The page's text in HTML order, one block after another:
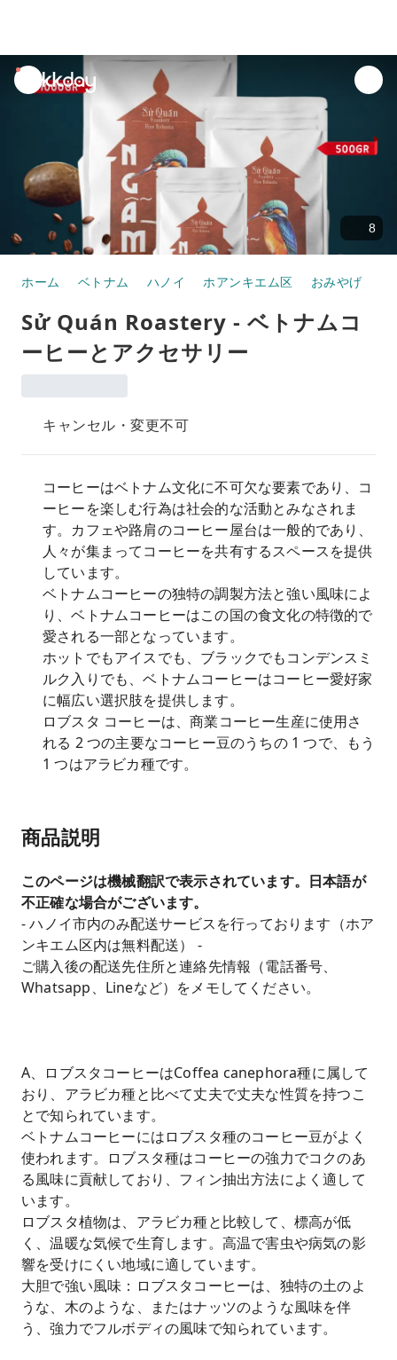
unread
notifications
8
ホーム ベトナム ハノイ ホアンキエム区 おみやげ
Sử Quán Roastery - ベトナムコ
ーヒーとアクセサリー
キャンセル・変更不可
コーヒーはベトナム文化に不可欠な要素であり、コ
ーヒーを楽しむ行為は社会的な活動とみなされま
す。カフェや路肩のコーヒー屋台は一般的であり、
人々が集まってコーヒーを共有するスペースを提供
しています。
ベトナムコーヒーの独特の調製方法と強い風味によ
り、ベトナムコーヒーはこの国の食文化の特徴的で
愛される一部となっています。
ホットでもアイスでも、ブラックでもコンデンスミ
ルク入りでも、ベトナムコーヒーはコーヒー愛好家
に幅広い選択肢を提供します。
ロブスタ コーヒーは、商業コーヒー生産に使用さ
れる 2 つの主要なコーヒー豆のうちの 1 つで、もう
1 つはアラビカ種です。
商品説明
このページは機械翻訳で表示されています。日本語が
不正確な場合がございます。
- ハノイ市内のみ配送サービスを行っております（ホア
ンキエム区内は無料配送） -
ご購入後の配送先住所と連絡先情報（電話番号、
Whatsapp、Lineなど）をメモしてください。
A、ロブスタコーヒーはCoffea canephora種に属して
おり、アラビカ種と比べて丈夫で丈夫な性質を持つこ
とで知られています。
ベトナムコーヒーにはロブスタ種のコーヒー豆がよく
使われます。ロブスタ種はコーヒーの強力でコクのあ
る風味に貢献しており、フィン抽出方法によく適して
います。
ロブスタ植物は、アラビカ種と比較して、標高が低
く、温暖な気候で生育します。高温で害虫や病気の影
響を受けにくい地域に適しています。
大胆で強い風味：ロブスタコーヒーは、独特の土のよ
うな、木のような、またはナッツのような風味を伴
う、強力でフルボディの風味で知られています。